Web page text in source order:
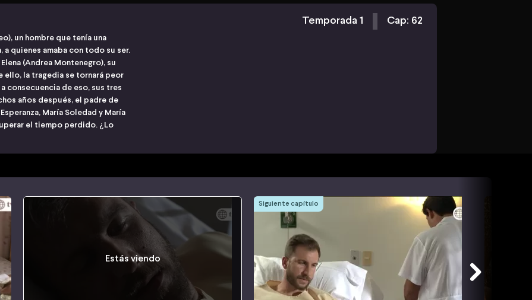
un hombre que tenía una
a quienes amaba con todo su ser.
(Andrea Montenegro), su
ello, la tragedia se tornará peor
consecuencia de eso, sus tres
años después, el padre de
María Soledad y María
el tiempo perdido. ¿Lo
Temporada 1 Cap: 62
Estás viendo
Siguiente capítulo